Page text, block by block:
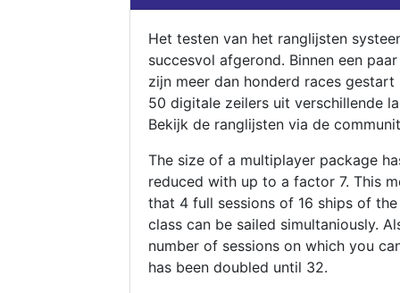
Het testen van het ranglijsten
succesvol afgerond. Binnen een
zijn meer dan honderd races gestart
50 digitale zeilers uit verschillende
Bekijk de ranglijsten via de
The size of a multiplayer package
reduced with up to a factor 7. This
that 4 full sessions of 16 ships of
class can be sailed simultaniously.
number of sessions on which you
has been doubled until 32.